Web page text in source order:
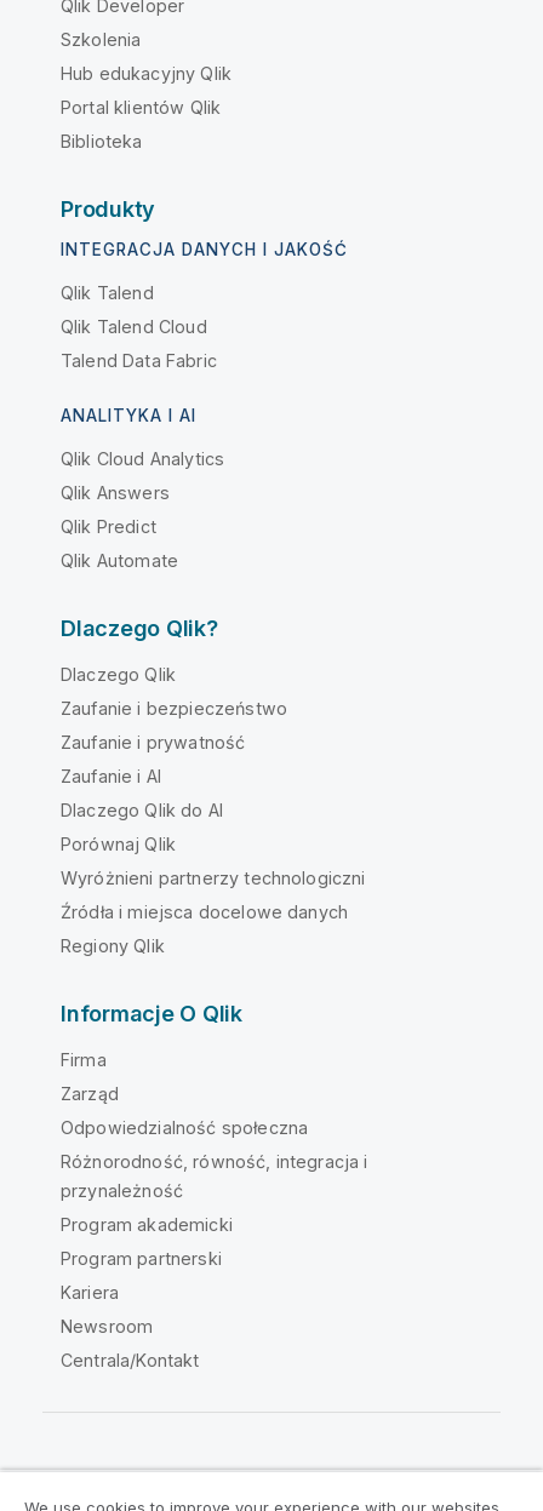
Qlik Developer
Szkolenia
Hub edukacyjny Qlik
Portal klientów Qlik
Biblioteka
Produkty
INTEGRACJA DANYCH I JAKOŚĆ
Qlik Talend
Qlik Talend Cloud
Talend Data Fabric
ANALITYKA I AI
Qlik Cloud Analytics
Qlik Answers
Qlik Predict
Qlik Automate
Dlaczego Qlik?
Dlaczego Qlik
Zaufanie i bezpieczeństwo
Zaufanie i prywatność
Zaufanie i AI
Dlaczego Qlik do AI
Porównaj Qlik
Wyróżnieni partnerzy technologiczni
Źródła i miejsca docelowe danych
Regiony Qlik
Informacje O Qlik
Firma
Zarząd
Odpowiedzialność społeczna
Różnorodność, równość, integracja i
przynależność
Program akademicki
Program partnerski
Kariera
Newsroom
Centrala/Kontakt